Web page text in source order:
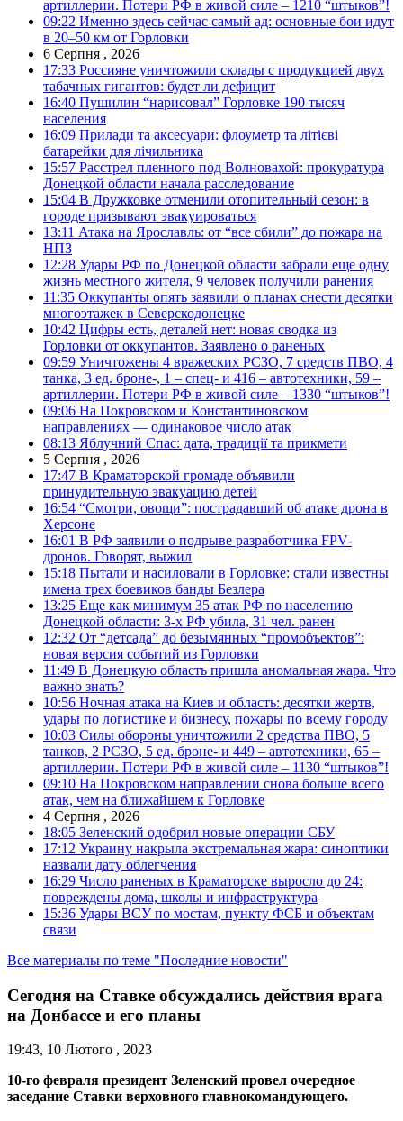
артиллерии. Потери РФ в живой силе – 1210 “штыков”!
09:22 Именно здесь сейчас самый ад: основные бои идут
в 20–50 км от Горловки
6 Серпня , 2026
17:33 Россияне уничтожили склады с продукцией двух
табачных гигантов: будет ли дефицит
16:40 Пушилин “нарисовал” Горловке 190 тысяч
населения
16:09 Прилади та аксесуари: флоуметр та літієві
батарейки для лічильника
15:57 Расстрел пленного под Волновахой: прокуратура
Донецкой области начала расследование
15:04 В Дружковке отменили отопительный сезон: в
городе призывают эвакуироваться
13:11 Атака на Ярославль: от “все сбили” до пожара на
НПЗ
12:28 Удары РФ по Донецкой области забрали еще одну
жизнь местного жителя, 9 человек получили ранения
11:35 Оккупанты опять заявили о планах снести десятки
многоэтажек в Северскодонецке
10:42 Цифры есть, деталей нет: новая сводка из
Горловки от оккупантов. Заявлено о раненых
09:59 Уничтожены 4 вражеских РСЗО, 7 средств ПВО, 4
танка, 3 ед. броне-, 1 – спец- и 416 – автотехники, 59 –
артиллерии. Потери РФ в живой силе – 1330 “штыков”!
09:06 На Покровском и Константиновском
направлениях — одинаковое число атак
08:13 Яблучний Спас: дата, традиції та прикмети
5 Серпня , 2026
17:47 В Краматорской громаде объявили
принудительную эвакуацию детей
16:54 “Смотри, овощи”: пострадавший об атаке дрона в
Херсоне
16:01 В РФ заявили о подрыве разработчика FPV-
дронов. Говорят, выжил
15:18 Пытали и насиловали в Горловке: стали известны
имена трех боевиков банды Безлера
13:25 Еще как минимум 35 атак РФ по населению
Донецкой области: 3-х РФ убила, 31 чел. ранен
12:32 От “детсада” до безымянных “промобъектов”:
новая версия событий из Горловки
11:49 В Донецкую область пришла аномальная жара. Что
важно знать?
10:56 Ночная атака на Киев и область: десятки жертв,
удары по логистике и бизнесу, пожары по всему городу
10:03 Силы обороны уничтожили 2 средства ПВО, 5
танков, 2 РСЗО, 5 ед. броне- и 449 – автотехники, 65 –
артиллерии. Потери РФ в живой силе – 1130 “штыков”!
09:10 На Покровском направлении снова больше всего
атак, чем на ближайшем к Горловке
4 Серпня , 2026
18:05 Зеленский одобрил новые операции СБУ
17:12 Украину накрыла экстремальная жара: синоптики
назвали дату облегчения
16:29 Число раненых в Краматорске выросло до 24:
повреждены дома, школы и инфраструктура
15:36 Удары ВСУ по мостам, пункту ФСБ и объектам
связи
Все материалы по теме "Последние новости"
Сегодня на Ставке обсуждались действия врага
на Донбассе и его планы
19:43, 10 Лютого , 2023
10-го февраля президент Зеленский провел очередное
заседание Ставки верховного главнокомандующего.